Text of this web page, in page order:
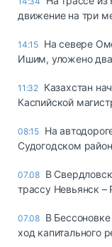
движение на три
14:15 На севере
Ишим, уложено два
11:32 Казахстан
Каспийской
08:15 На
Судогодском
07.08 В
трассу Невьянск –
07.08 В
ход капитального